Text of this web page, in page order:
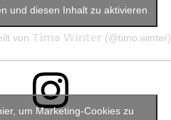
von 𝕋𝕚𝕞𝕠 𝕎𝕚𝕟𝕥𝕖𝕣 (@timo.winter)
und diesen Inhalt zu aktivieren
um Marketing-Cookies zu